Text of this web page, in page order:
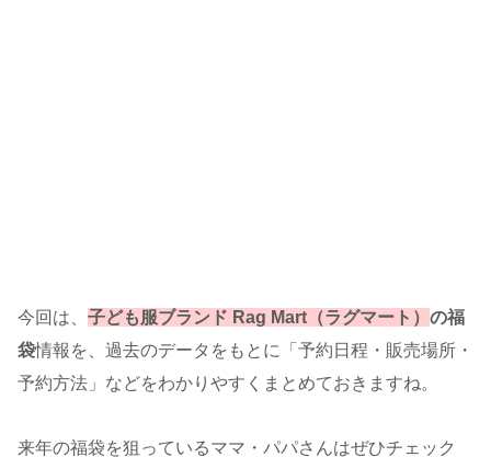
今回は、 子ども服ブランド Rag Mart（ラグマート） の福
袋情報を、過去のデータをもとに「予約日程・販売場所・
予約方法」などをわかりやすくまとめておきますね。
来年の福袋を狙っているママ・パパさんはぜひチェック